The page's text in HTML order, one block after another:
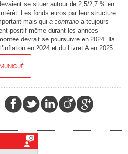
se situer autour de 2,5/2,7 % en
Les fonds euros par leur structure
mais quia contrario a toujours
positif même durant les années
devrait se poursuivre en 2024. Ils
en 2024 et du Livret A en 2025.